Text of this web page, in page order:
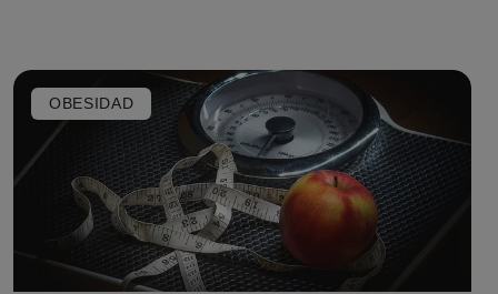
OBESIDAD